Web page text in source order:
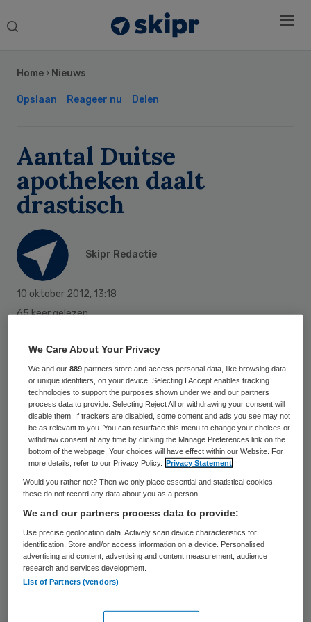
Search
Home › Nieuws
Opslaan Reageer nu Delen
Aantal Duitse
apotheken daalt
drastisch
Skipr Redactie
10 oktober 2012, 13:18
65 keer gelezen
Het aantal apotheken in Duitsland is de
afgelopen jaren drastisch afgenomen en die
trend zet zich door. “Elke week gaat er in
zes apotheken het licht definitief uit”, zegt
de voorzitter van het Duitse verbond van
apothekers ABDA voorafgaand aan een
landelijk congres in München.
Het aantal apotheken daalt dit jaar tot
onder de grens van 21.000, het laagste
aantal sinds 1994. Reden voor de terugloop
is de slechte financiële positie van veel
meer omhoog gegaan, aldus voorzitter
Sidebar
We Care About Your Privacy
We and our889 partners store and access personal data, like browsing data
or unique identifiers, on your device. Selecting I Accept enables tracking
technologies to support the purposes shown under we and our partners
process data to provide. Selecting Reject All or withdrawing your consent will
disable them. If trackers are disabled, some content and ads you see may not
be as relevant to you. You can resurface this menu to change your choices or
withdraw consent at any time by clicking the Manage Preferences link on the
bottom of the webpage. Your choices will have effect within our Website. For
more details, refer to our Privacy Policy.
Privacy Statement
Would you rather not? Then we only place essential and statistical cookies,
these do not record any data about you as a person
We and our partners process data to provide:
Use precise geolocation data. Actively scan device characteristics for
identification. Store and/or access information on a device. Personalised
advertising and content, advertising and content measurement, audience
research and services development.
List of Partners (vendors)